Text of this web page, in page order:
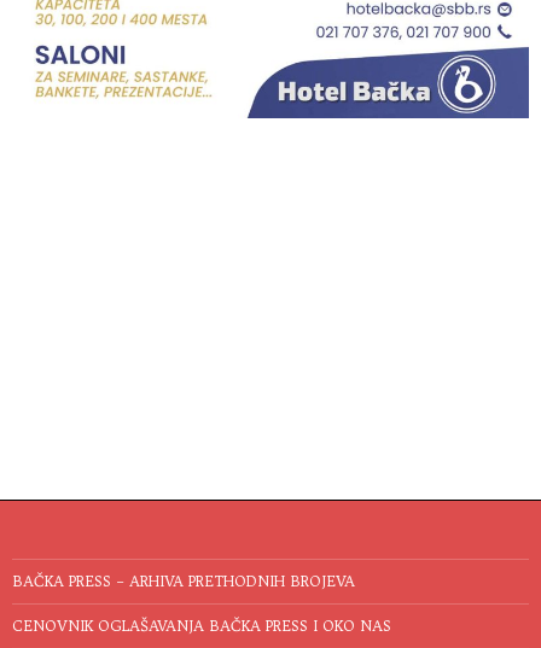
BAČKA PRESS – ARHIVA PRETHODNIH BROJEVA
CENOVNIK OGLAŠAVANJA BAČKA PRESS I OKO NAS